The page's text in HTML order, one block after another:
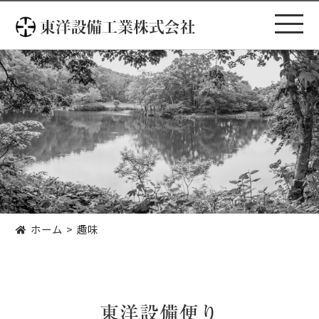
テ
ン
ツ
へ
ス
キ
ッ
プ
ホーム 趣味
東洋設備便り